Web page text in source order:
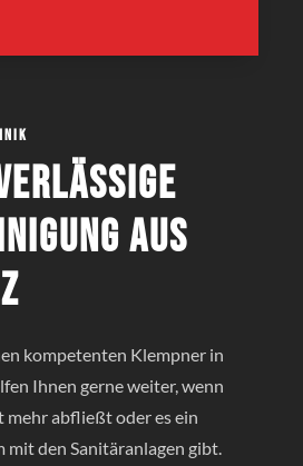
aus
kompetenten Klempner in
Ihnen gerne weiter, wenn
mehr abfließt oder es ein
mit den Sanitäranlagen gibt.